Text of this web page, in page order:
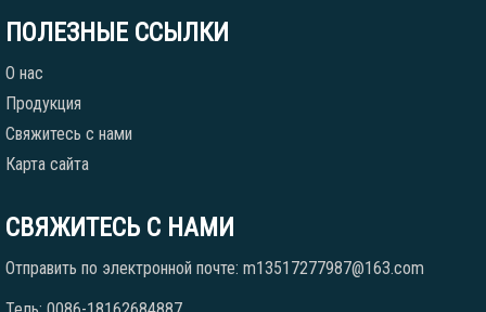
ПОЛЕЗНЫЕ ССЫЛКИ
О нас
Продукция
Свяжитесь с нами
Карта сайта
СВЯЖИТЕСЬ С НАМИ
Отправить по электронной почте: m13517277987@163.com